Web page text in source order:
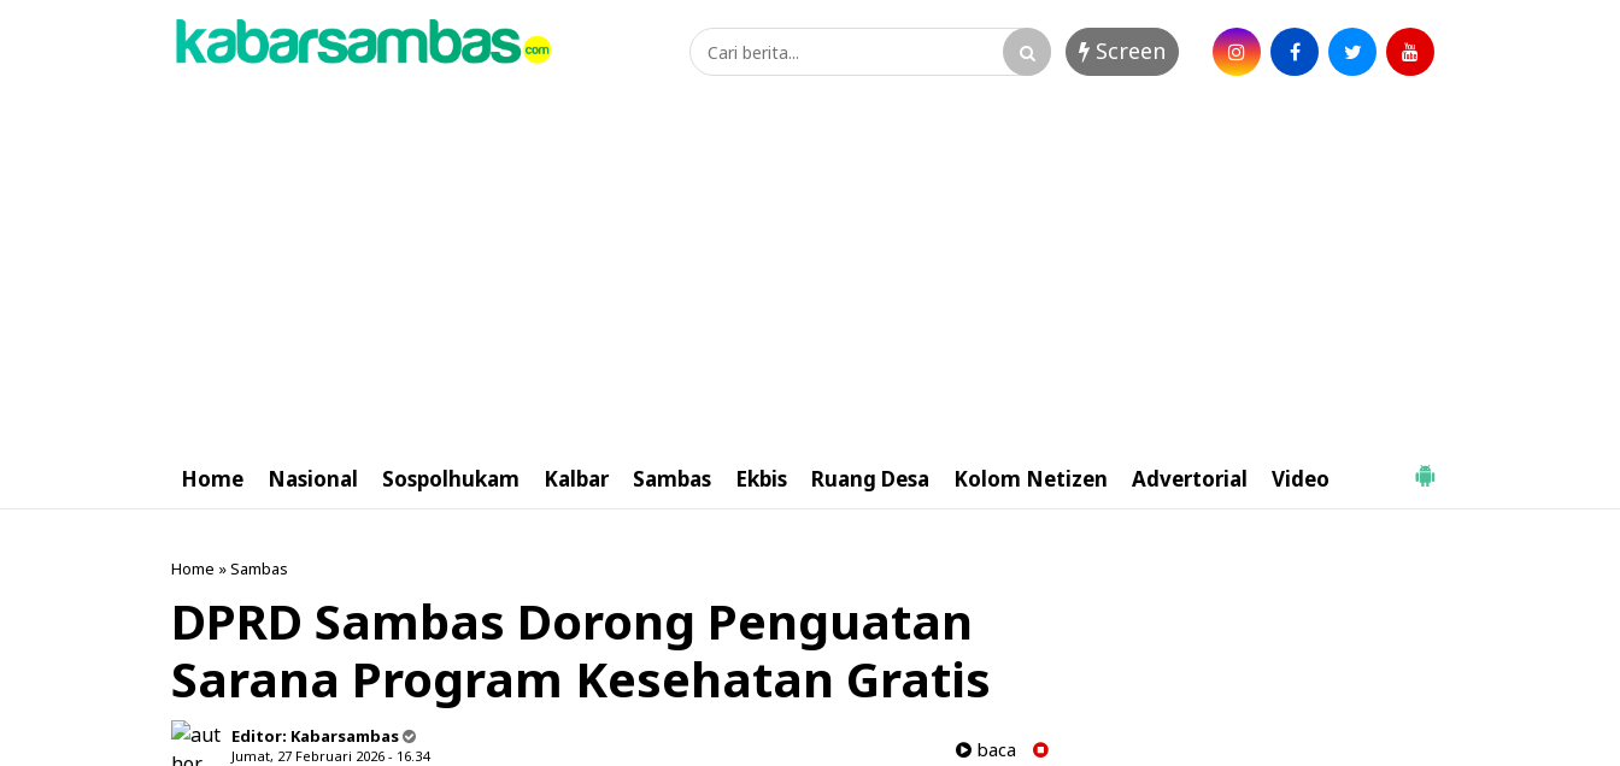
Screen
Home Nasional Sospolhukam Kalbar Sambas Ekbis Ruang Desa Kolom Netizen Advertorial Video
Home »Sambas
DPRD Sambas Dorong Penguatan
Sarana Program Kesehatan Gratis
Editor: Kabarsambas
Jumat, 27 Februari 2026 - 16.34 baca